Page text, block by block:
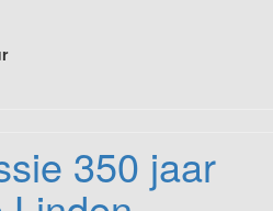
350 jaar